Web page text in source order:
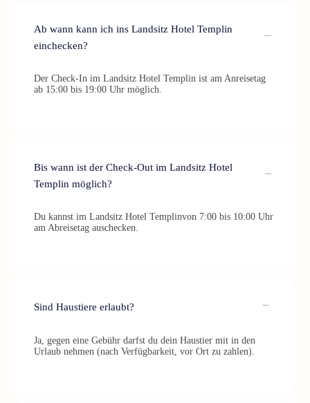
Ab wann kann ich ins Landsitz Hotel Templin
einchecken?
Der Check-In im Landsitz Hotel Templin ist am Anreisetag
ab 15:00 bis 19:00 Uhr möglich.
Bis wann ist der Check-Out im Landsitz Hotel
Templin möglich?
Du kannst im Landsitz Hotel Templinvon 7:00 bis 10:00 Uhr
am Abreisetag auschecken.
Sind Haustiere erlaubt?
Ja, gegen eine Gebühr darfst du dein Haustier mit in den
Urlaub nehmen (nach Verfügbarkeit, vor Ort zu zahlen).